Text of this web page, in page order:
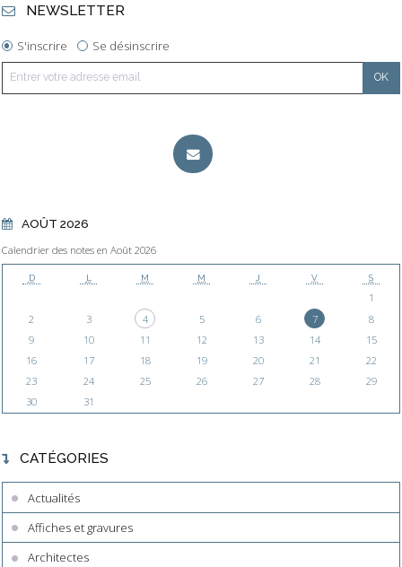
NEWSLETTER
S'inscrire Se désinscrire
AOÛT 2026
Calendrier des notes en Août 2026
D L M M J V S
1
2
3 4 5 6 7
8
9
10 11 12 13 14
15
16
17 18 19 20 21
22
23
24 25 26 27 28
29
30
31
CATÉGORIES
Actualités
Affiches et gravures
Architectes